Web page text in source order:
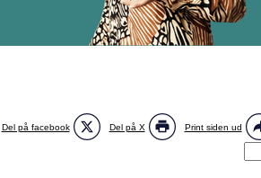
Del på facebook Del på X Print siden ud